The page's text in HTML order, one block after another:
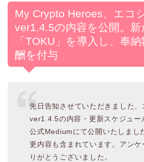
My Crypto Heroes、エコ
ver1.4.5の内容を公開。新
「TOKU」を導入し、奉
酬を付与
先日告知させていただきました、
ver1.4.5の内容・更新スケジュー
公式Mediumにて公開いたしまし
更内容も含まれています。アンケ
りがとうございました。